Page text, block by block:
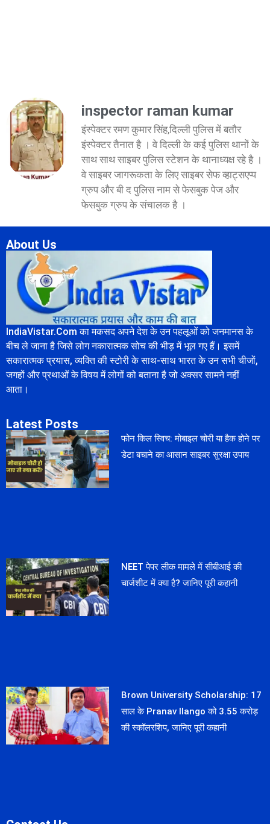
inspector raman kumar
इंस्पेक्टर रमण कुमार सिंह,दिल्ली पुलिस में बतौर
इंस्पेक्टर तैनात है । वे दिल्ली के कई पुलिस थानों के
साथ साथ साइबर पुलिस स्टेशन के थानाध्यक्ष रहे है ।
वे साइबर जागरूकता के लिए साइबर सेफ व्हाट्सएप्प
ग्रुप और बी द पुलिस नाम से फेसबुक पेज और
फेसबुक ग्रुप के संचालक है ।
About Us
IndiaVistar.Com का मकसद अपने देश के उन पहलूओं को जनमानस के
बीच ले जाना है जिसे लोग नकारात्मक सोच की भीड़ में भूल गए हैं। इसमें
सकारात्मक प्रयास, व्यक्ति की स्टोरी के साथ-साथ भारत के उन सभी चीजों,
जगहों और प्रथाओं के विषय में लोगों को बताना है जो अक्सर सामने नहीं
आता।
Latest Posts
फोन किल स्विच: मोबाइल चोरी या हैक होने पर
डेटा बचाने का आसान साइबर सुरक्षा उपाय
NEET पेपर लीक मामले में सीबीआई की
चार्जशीट में क्या है? जानिए पूरी कहानी
Brown University Scholarship: 17
साल के Pranav Ilango को 3.55 करोड़
की स्कॉलरशिप, जानिए पूरी कहानी